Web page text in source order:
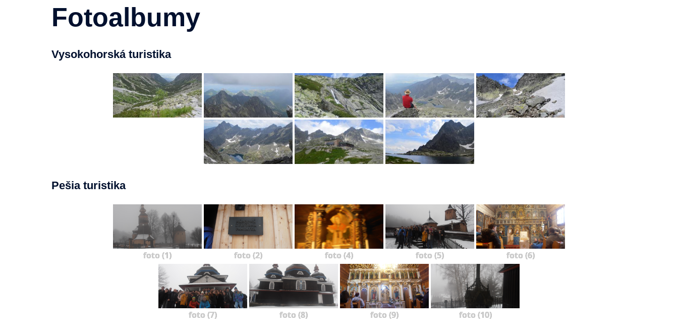
Fotoalbumy
Vysokohorská turistika
Pešia turistika
foto (1) foto (2) foto (4) foto (5) foto (6)
foto (7) foto (8) foto (9) foto (10)